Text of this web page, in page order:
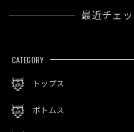
最近チェ
CATEGORY
トップス
ボトムス